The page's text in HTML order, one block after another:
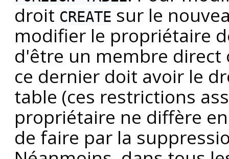
droit CREATE sur le
modifier le propriétaire
d'être un membre
ce dernier doit avoir le
table (ces restrictions
propriétaire ne diffère
de faire par la